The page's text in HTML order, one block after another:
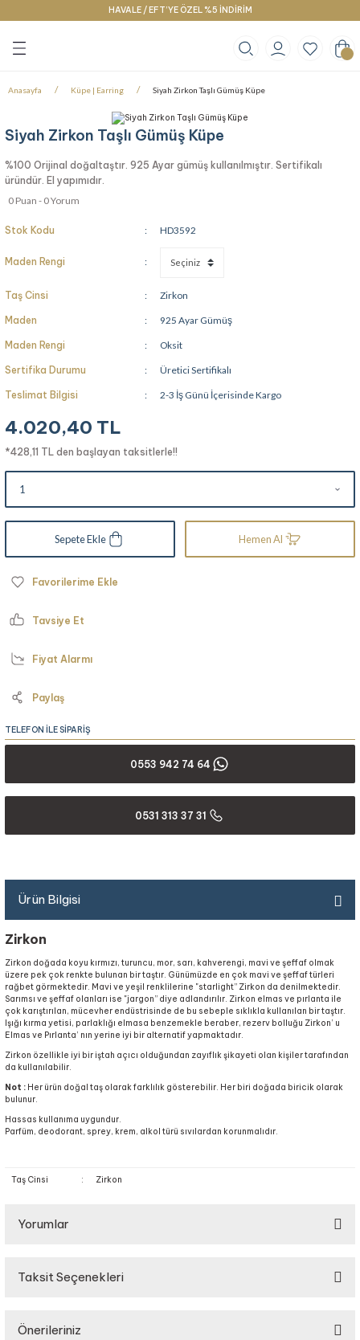
HAVALE / EFT’YE ÖZEL %5 İNDİRİM
Geri Dön
Geri Dön
Geri Dön
Anasayfa Küpe | Earring Siyah Zirkon Taşlı Gümüş Küpe
Siyah Zirkon Taşlı Gümüş Küpe
%100 Orijinal doğaltaştır. 925 Ayar gümüş kullanılmıştır. Sertifikalı
üründür. El yapımıdır.
0 Puan - 0 Yorum
Stok Kodu HD3592
Maden Rengi
Taş Cinsi Zirkon
Maden 925 Ayar Gümüş
Maden Rengi Oksit
Sertifika Durumu Üretici Sertifikalı
Teslimat Bilgisi 2-3 İş Günü İçerisinde Kargo
4.020,40 TL
*428,11 TL den başlayan taksitlerle!!
Sepete Ekle Hemen Al
Tavsiye Et
Fiyat Alarmı
Paylaş
TELEFON İLE SİPARİŞ
0553 942 74 64
0531 313 37 31
Ürün Bilgisi
Zirkon
Zirkon doğada koyu kırmızı, turuncu, mor, sarı, kahverengi, mavi ve şeffaf olmak
üzere pek çok renkte bulunan bir taştır. Günümüzde en çok mavi ve şeffaf türleri
rağbet görmektedir. Mavi ve yeşil renklilerine "starlight” Zirkon da denilmektedir.
Sarımsı ve şeffaf olanları ise "jargon” diye adlandırılır. Zirkon elmas ve pırlanta ile
çok karıştırılan, mücevher endüstrisinde de bu sebeple sıklıkla kullanılan bir taştır.
Işığı kırma yetisi, parlaklığı elmasa benzemekle beraber, rezerv bolluğu Zirkon’ u
Elmas ve Pırlanta’ nın yerine iyi bir alternatif yapmaktadır.
Zirkon özellikle iyi bir iştah açıcı olduğundan zayıflık şikayeti olan kişiler tarafından
da kullanılabilir.
Not : Her ürün doğal taş olarak farklılık gösterebilir. Her biri doğada biricik olarak
bulunur.
Hassas kullanıma uygundur.
Parfüm, deodorant, sprey, krem, alkol türü sıvılardan korunmalıdır.
Taş Cinsi : Zirkon
Yorumlar
Taksit Seçenekleri
Önerileriniz